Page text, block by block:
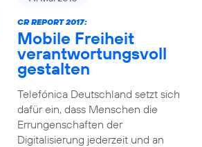
CR REPORT 2017:
Mobile Freiheit
verantwortungsvoll
gestalten
Telefónica Deutschland setzt sich
dafür ein, dass Menschen die
Errungenschaften der
Digitalisierung jederzeit und an